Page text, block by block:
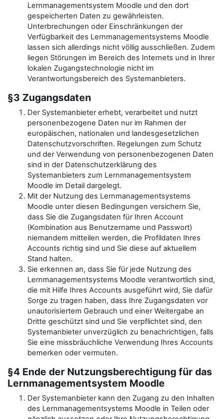
Lernmanagementsystem Moodle und den dort
gespeicherten Daten zu gewährleisten.
Unterbrechungen oder Einschränkungen der
Verfügbarkeit des Lernmanagementsystems Moodle
lassen sich allerdings nicht völlig ausschließen. Zudem
liegen Störungen im Bereich des Internets und in Ihrer
lokalen Zugangstechnologie nicht im
Verantwortungsbereich des Systemanbieters.
§3 Zugangsdaten
Der Systemanbieter erhebt, verarbeitet und nutzt
personenbezogene Daten nur im Rahmen der
europäischen, nationalen und landesgesetzlichen
Datenschutzvorschriften. Regelungen zum Schutz
und der Verwendung von personenbezogenen Daten
sind in der Datenschutzerklärung des
Systemanbieters zum Lernmanagementsystem
Moodle im Detail dargelegt.
Mit der Nutzung des Lernmanagementsystems
Moodle unter diesen Bedingungen versichern Sie,
dass Sie die Zugangsdaten für Ihren Account
(Kombination aus Benutzername und Passwort)
niemandem mitteilen werden, die Profildaten Ihres
Accounts richtig sind und Sie diese auf aktuellem
Stand halten.
Sie erkennen an, dass Sie für jede Nutzung des
Lernmanagementsystems Moodle verantwortlich sind,
die mit Hilfe Ihres Accounts ausgeführt wird, Sie dafür
Sorge zu tragen haben, dass Ihre Zugangsdaten vor
unautorisiertem Gebrauch und einer Weitergabe an
Dritte geschützt sind und Sie verpflichtet sind, den
Systemanbieter unverzüglich zu benachrichtigen, falls
Sie eine missbräuchliche Verwendung Ihres Accounts
bemerken oder vermuten.
§4 Ende der Nutzungsberechtigung für das
Lernmanagementsystem Moodle
Der Systemanbieter kann den Zugang zu den Inhalten
des Lernmanagementsystems Moodle in Teilen oder